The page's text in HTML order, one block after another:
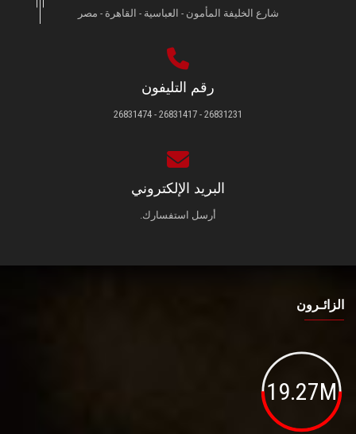
شارع الخليفة المأمون - العباسية - القاهرة - مصر
رقم التليفون
26831231 - 26831417 - 26831474
البريد الإلكتروني
أرسل استفسارك.
الزائـرون
19.27M